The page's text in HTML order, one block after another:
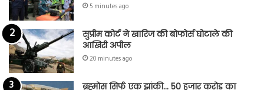
5 minutes ago
सुप्रीम कोर्ट ने खारिज की बोफोर्स घोटाले की
आखिरी अपील
20 minutes ago
ब्रह्मोस सिर्फ एक झांकी… 50 हजार करोड़ का